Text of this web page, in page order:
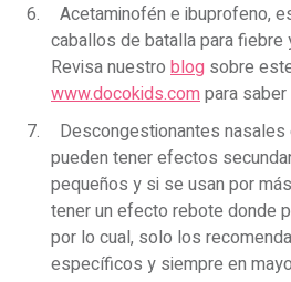
Acetaminofén e ibuprofeno,
caballos de batalla para fiebre
Revisa nuestro blog sobre
www.docokids.compara
Descongestionantes
pueden tener efectos
pequeños y si se usan por
tener un efecto rebote donde
por lo cual, solo los
específicos y siempre en